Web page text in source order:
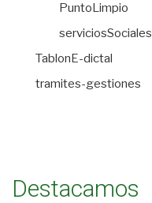
PuntoLimpio
serviciosSociales
TablonE-dictal
tramites-gestiones
Destacamos